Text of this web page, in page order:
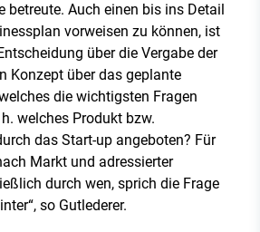
betreute. Auch einen bis ins Detail
vorweisen zu können, ist
über die Vergabe der
Konzept über das geplante
die wichtigsten Fragen
welches Produkt bzw.
das Start-up angeboten? Für
Markt und adressierter
durch wen, sprich die Frage
so Gutlederer.